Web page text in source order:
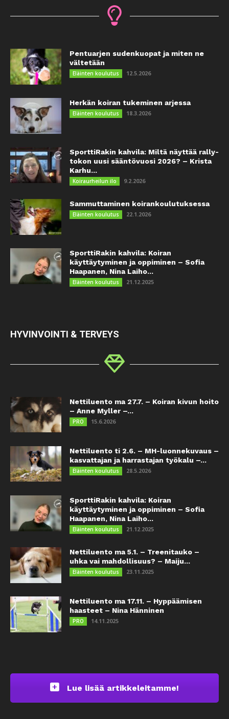
Pentuarjen sudenkuopat ja miten ne
vältetään
Eläinten koulutus 12.5.2026
Herkän koiran tukeminen arjessa
Eläinten koulutus 18.3.2026
SporttiRakin kahvila: Miltä näyttää rally-
tokon uusi sääntövuosi 2026? – Krista
Karhu...
Koiraurheilun ilo 9.2.2026
Sammuttaminen koirankoulutuksessa
Eläinten koulutus 22.1.2026
SporttiRakin kahvila: Koiran
käyttäytyminen ja oppiminen – Sofia
Haapanen, Nina Laiho...
Eläinten koulutus 21.12.2025
HYVINVOINTI & TERVEYS
Nettiluento ma 27.7. – Koiran kivun hoito
– Anne Myller –...
PRO 15.6.2026
Nettiluento ti 2.6. – MH-luonnekuvaus –
kasvattajan ja harrastajan työkalu –...
Eläinten koulutus 28.5.2026
SporttiRakin kahvila: Koiran
käyttäytyminen ja oppiminen – Sofia
Haapanen, Nina Laiho...
Eläinten koulutus 21.12.2025
Nettiluento ma 5.1. – Treenitauko –
uhka vai mahdollisuus? – Maiju...
Eläinten koulutus 23.11.2025
Nettiluento ma 17.11. – Hyppäämisen
haasteet – Nina Hänninen
PRO 14.11.2025
Lue lisää artikkeleitamme!